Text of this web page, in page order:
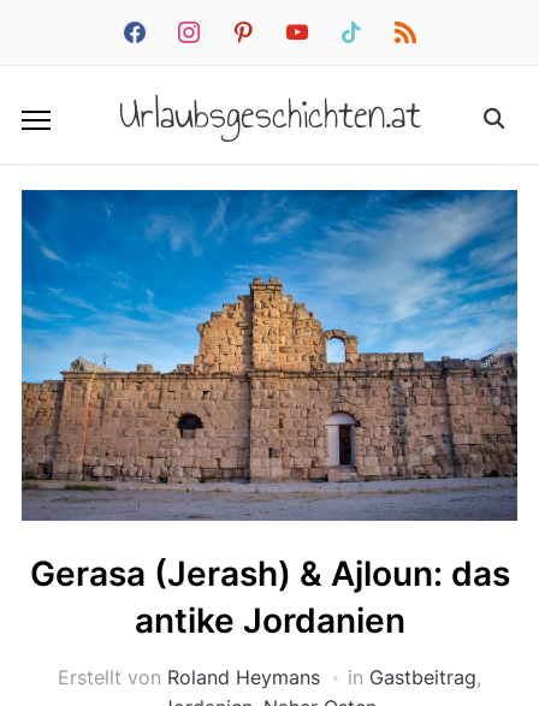
facebookinstagrampinterestyoutube tiktok rss
Urlaubsgeschichten.at
Gerasa (Jerash) & Ajloun: das
antike Jordanien
Erstellt von Roland Heymans in Gastbeitrag,